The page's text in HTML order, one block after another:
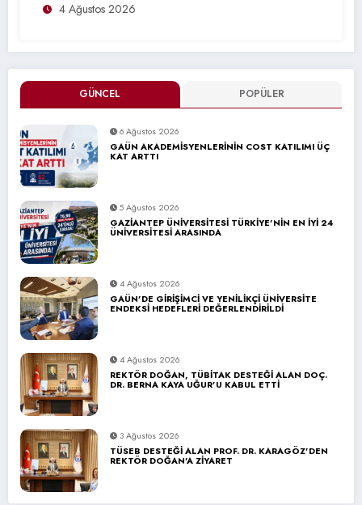
GÜNCEL POPÜLER
6 Ağustos 2026
GAÜN AKADEMİSYENLERİNİN COST KATILIMI ÜÇ
KAT ARTTI
5 Ağustos 2026
GAZİANTEP ÜNİVERSİTESİ TÜRKİYE’NİN EN İYİ 24
ÜNİVERSİTESİ ARASINDA
4 Ağustos 2026
GAÜN’DE GİRİŞİMCİ VE YENİLİKÇİ ÜNİVERSİTE
ENDEKSİ HEDEFLERİ DEĞERLENDİRİLDİ
4 Ağustos 2026
REKTÖR DOĞAN, TÜBİTAK DESTEĞİ ALAN DOÇ.
DR. BERNA KAYA UĞUR’U KABUL ETTİ
3 Ağustos 2026
TÜSEB DESTEĞİ ALAN PROF. DR. KARAGÖZ’DEN
REKTÖR DOĞAN’A ZİYARET
4 Ağustos 2026